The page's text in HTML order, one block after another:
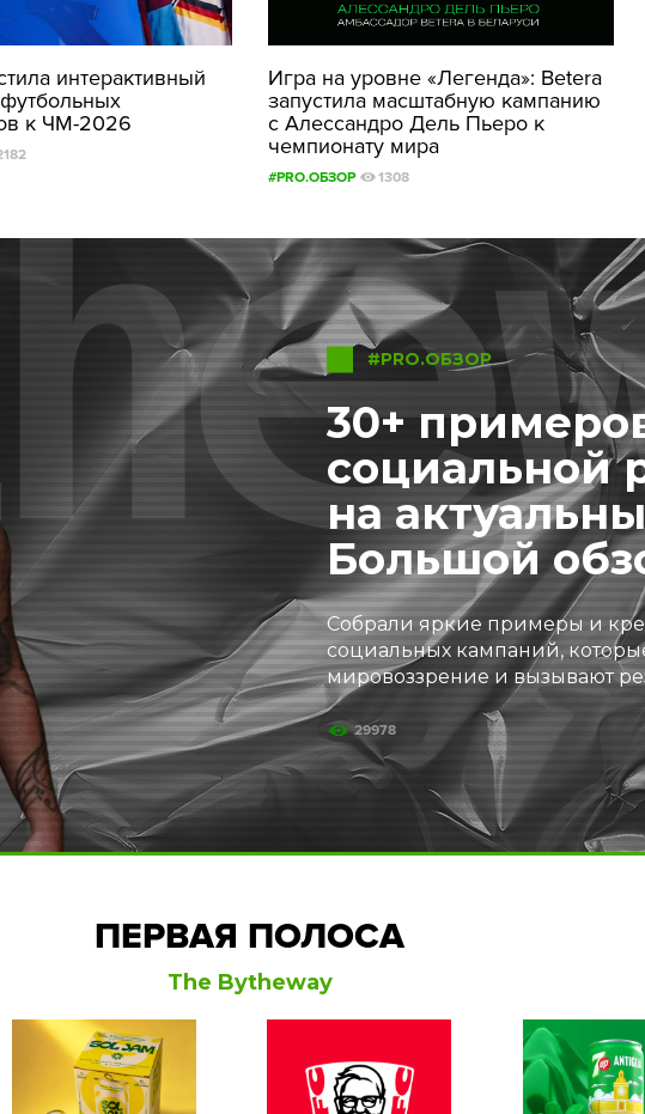
интерактивный
к ЧМ-2026
Игра на уровне «Легенда»: Betera
запустила масштабную кампанию
с Алессандро Дель Пьеро к
чемпионату мира
#PRO.ОБЗОР 1308
#PRO.ОБЗОР
30+
социальной
на
Большой
Собрали яркие примеры и
социальных кампаний,
мировоззрение и вызывают
29978
ПЕРВАЯ ПОЛОСА
The Bytheway